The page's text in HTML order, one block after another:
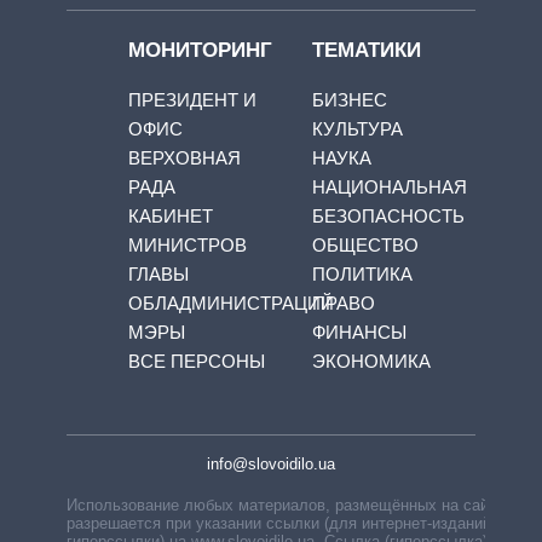
МОНИТОРИНГ
ПРЕЗИДЕНТ И
ОФИС
ВЕРХОВНАЯ
РАДА
КАБИНЕТ
МИНИСТРОВ
ГЛАВЫ
ОБЛАДМИНИСТРАЦИЙ
МЭРЫ
ВСЕ ПЕРСОНЫ
ТЕМАТИКИ
БИЗНЕС
КУЛЬТУРА
НАУКА
НАЦИОНАЛЬНАЯ
БЕЗОПАСНОСТЬ
ОБЩЕСТВО
ПОЛИТИКА
ПРАВО
ФИНАНСЫ
ЭКОНОМИКА
info@slovoidilo.ua
Использование любых материалов, размещённых на сайте,
разрешается при указании ссылки (для интернет-изданий —